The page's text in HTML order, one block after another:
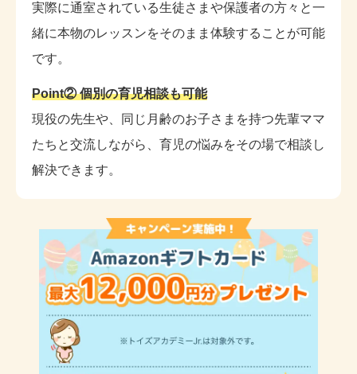
実際に通室されている生徒さまや保護者の方々と一
緒に本物のレッスンをそのまま体験することが可能
です。
Point② 個別の育児相談も可能
現役の先生や、同じ月齢のお子さまを持つ先輩ママ
たちと交流しながら、育児の悩みをその場で相談し
解決できます。